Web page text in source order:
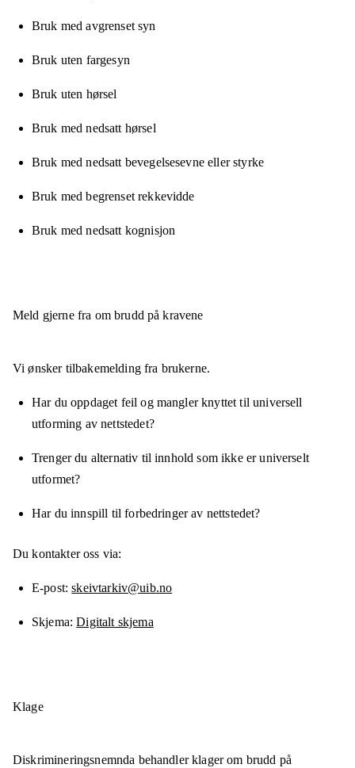
Bruk med avgrenset syn
Bruk uten fargesyn
Bruk uten hørsel
Bruk med nedsatt hørsel
Bruk med nedsatt bevegelsesevne eller styrke
Bruk med begrenset rekkevidde
Bruk med nedsatt kognisjon
Meld gjerne fra om brudd på kravene
Vi ønsker tilbakemelding fra brukerne.
Har du oppdaget feil og mangler knyttet til universell
utforming av nettstedet?
Trenger du alternativ til innhold som ikke er universelt
utformet?
Har du innspill til forbedringer av nettstedet?
Du kontakter oss via:
E-post skeivtarkiv@uib.no
Skjema Digitalt skjema
Klage
Diskrimineringsnemnda behandler klager om brudd på